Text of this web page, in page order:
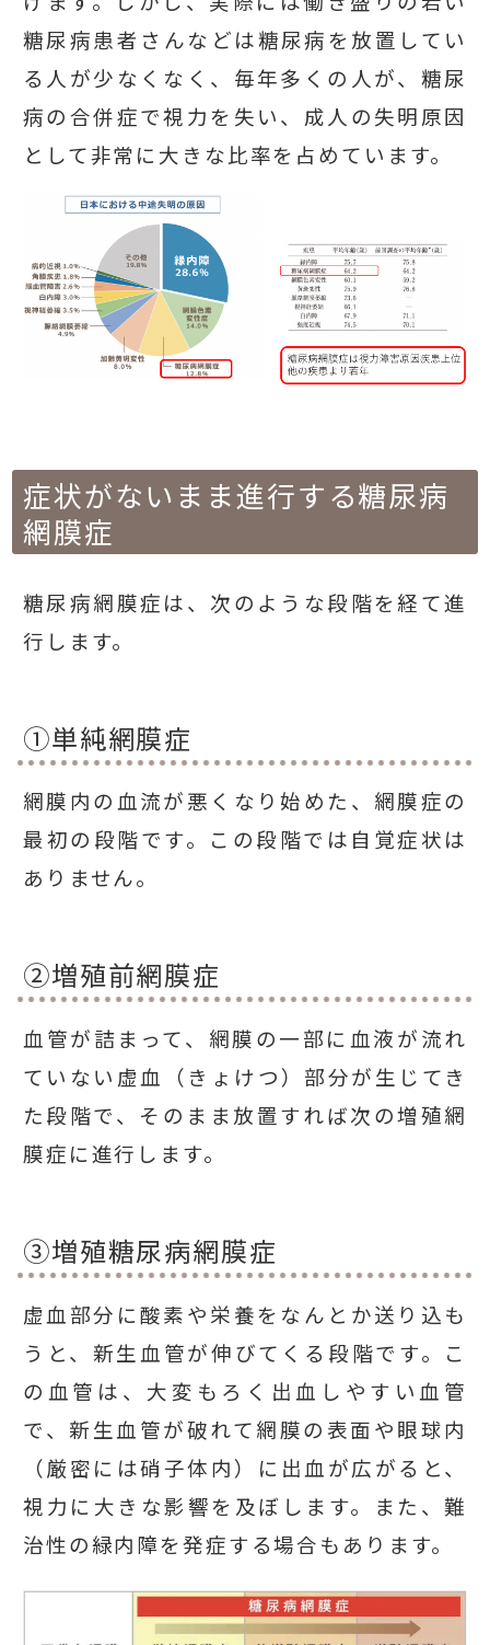
糖尿病患者さんなどは糖尿病を放置してい
る人が少なくなく、毎年多くの人が、糖尿
病の合併症で視力を失い、成人の失明原因
として非常に大きな比率を占めています。
症状がないまま進行する糖尿病
網膜症
糖尿病網膜症は、次のような段階を経て進
行します。
①単純網膜症
網膜内の血流が悪くなり始めた、網膜症の
最初の段階です。この段階では自覚症状は
ありません。
②増殖前網膜症
血管が詰まって、網膜の一部に血液が流れ
ていない虚血（きょけつ）部分が生じてき
た段階で、そのまま放置すれば次の増殖網
膜症に進行します。
③増殖糖尿病網膜症
虚血部分に酸素や栄養をなんとか送り込も
うと、新生血管が伸びてくる段階です。こ
の血管は、大変もろく出血しやすい血管
で、新生血管が破れて網膜の表面や眼球内
（厳密には硝子体内）に出血が広がると、
視力に大きな影響を及ぼします。また、難
治性の緑内障を発症する場合もあります。